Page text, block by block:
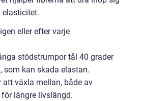
elasticitet.
eller efter varje
stödstrumpor tål 40 grader
som kan skada elastan.
att växla mellan, både av
längre livslängd.